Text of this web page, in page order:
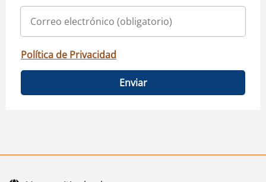
Política de Privacidad
Enviar